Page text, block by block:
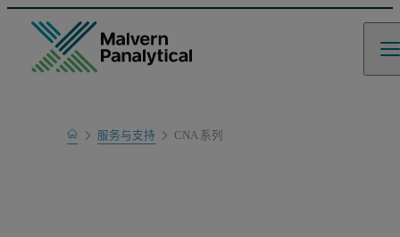
Home服务与支持
产品支持
CNA 系列